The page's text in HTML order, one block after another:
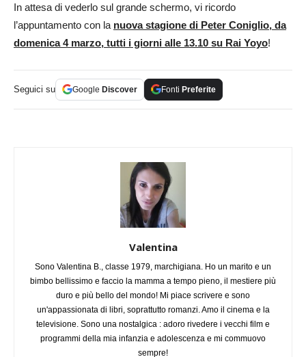
In attesa di vederlo sul grande schermo, vi ricordo
l’appuntamento con la nuova stagione di Peter Coniglio, da
domenica 4 marzo, tutti i giorni alle 13.10 su Rai Yoyo!
Seguici su Google Discover Fonti Preferite
Valentina
Sono Valentina B., classe 1979, marchigiana. Ho un marito e un
bimbo bellissimo e faccio la mamma a tempo pieno, il mestiere più
duro e più bello del mondo! Mi piace scrivere e sono
un'appassionata di libri, soprattutto romanzi. Amo il cinema e la
televisione. Sono una nostalgica : adoro rivedere i vecchi film e
programmi della mia infanzia e adolescenza e mi commuovo
sempre!